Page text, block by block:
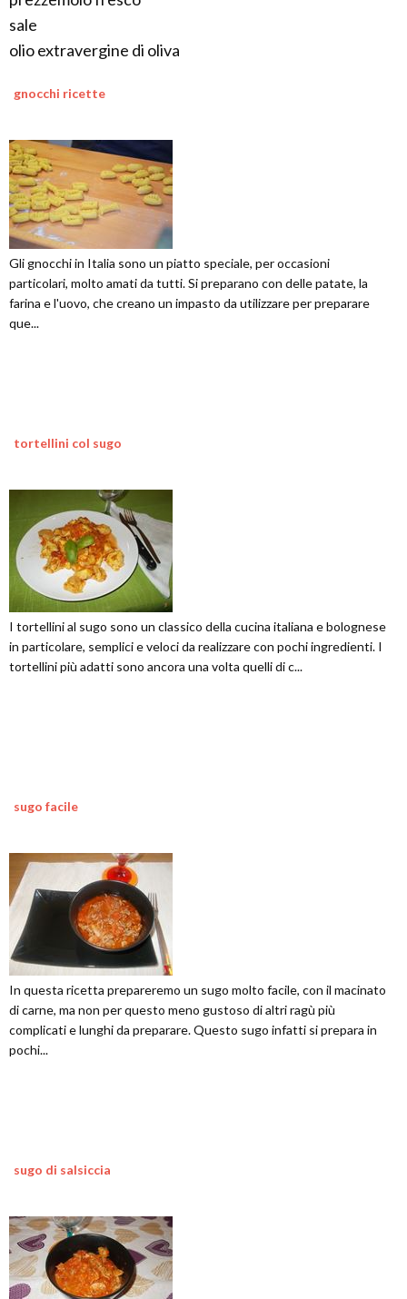
sale
olio extravergine di oliva
gnocchi ricette
Gli gnocchi in Italia sono un piatto speciale, per occasioni
particolari, molto amati da tutti. Si preparano con delle patate, la
farina e l'uovo, che creano un impasto da utilizzare per preparare
que...
tortellini col sugo
I tortellini al sugo sono un classico della cucina italiana e bolognese
in particolare, semplici e veloci da realizzare con pochi ingredienti. I
tortellini più adatti sono ancora una volta quelli di c...
sugo facile
In questa ricetta prepareremo un sugo molto facile, con il macinato
di carne, ma non per questo meno gustoso di altri ragù più
complicati e lunghi da preparare. Questo sugo infatti si prepara in
pochi...
sugo di salsiccia